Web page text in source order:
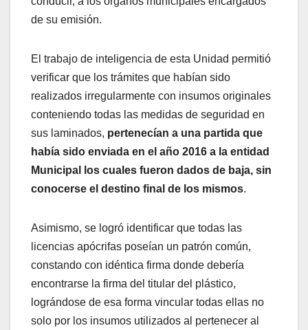
de su emisión.
El trabajo de inteligencia de esta Unidad permitió
verificar que los trámites que habían sido
realizados irregularmente con insumos originales
conteniendo todas las medidas de seguridad en
sus laminados, pertenecían a una partida que
había sido enviada en el año 2016 a la entidad
Municipal los cuales fueron dados de baja, sin
conocerse el destino final de los mismos.
Asimismo, se logró identificar que todas las
licencias apócrifas poseían un patrón común,
constando con idéntica firma donde debería
encontrarse la firma del titular del plástico,
lográndose de esa forma vincular todas ellas no
solo por los insumos utilizados al pertenecer al